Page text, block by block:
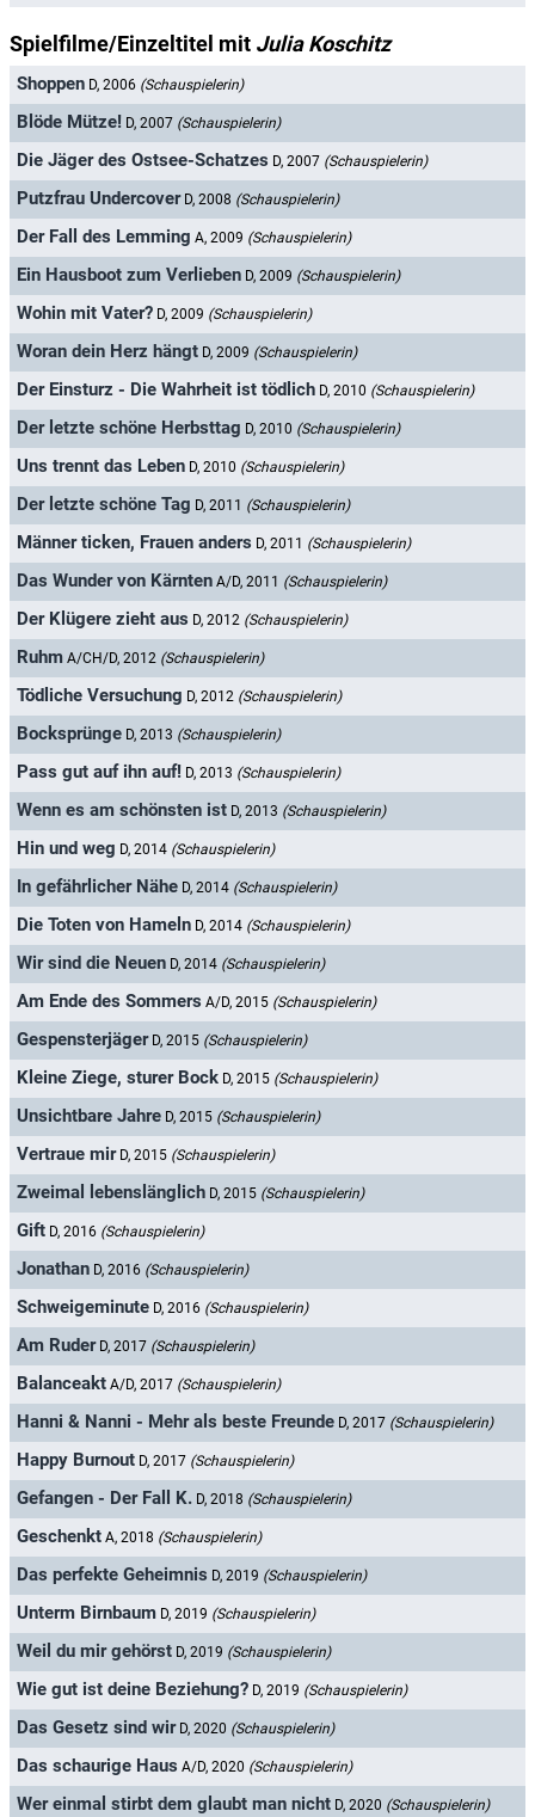
Spielfilme/Einzeltitel mit Julia Koschitz
Shoppen D, 2006 (Schauspielerin)
Blöde Mütze! D, 2007 (Schauspielerin)
Die Jäger des Ostsee-Schatzes D, 2007 (Schauspielerin)
Putzfrau Undercover D, 2008 (Schauspielerin)
Der Fall des Lemming A, 2009 (Schauspielerin)
Ein Hausboot zum Verlieben D, 2009 (Schauspielerin)
Wohin mit Vater? D, 2009 (Schauspielerin)
Woran dein Herz hängt D, 2009 (Schauspielerin)
Der Einsturz - Die Wahrheit ist tödlich D, 2010 (Schauspielerin)
Der letzte schöne Herbsttag D, 2010 (Schauspielerin)
Uns trennt das Leben D, 2010 (Schauspielerin)
Der letzte schöne Tag D, 2011 (Schauspielerin)
Männer ticken, Frauen anders D, 2011 (Schauspielerin)
Das Wunder von Kärnten A/D, 2011 (Schauspielerin)
Der Klügere zieht aus D, 2012 (Schauspielerin)
Ruhm A/CH/D, 2012 (Schauspielerin)
Tödliche Versuchung D, 2012 (Schauspielerin)
Bocksprünge D, 2013 (Schauspielerin)
Pass gut auf ihn auf! D, 2013 (Schauspielerin)
Wenn es am schönsten ist D, 2013 (Schauspielerin)
Hin und weg D, 2014 (Schauspielerin)
In gefährlicher Nähe D, 2014 (Schauspielerin)
Die Toten von Hameln D, 2014 (Schauspielerin)
Wir sind die Neuen D, 2014 (Schauspielerin)
Am Ende des Sommers A/D, 2015 (Schauspielerin)
Gespensterjäger D, 2015 (Schauspielerin)
Kleine Ziege, sturer Bock D, 2015 (Schauspielerin)
Unsichtbare Jahre D, 2015 (Schauspielerin)
Vertraue mir D, 2015 (Schauspielerin)
Zweimal lebenslänglich D, 2015 (Schauspielerin)
Gift D, 2016 (Schauspielerin)
Jonathan D, 2016 (Schauspielerin)
Schweigeminute D, 2016 (Schauspielerin)
Am Ruder D, 2017 (Schauspielerin)
Balanceakt A/D, 2017 (Schauspielerin)
Hanni & Nanni - Mehr als beste Freunde D, 2017 (Schauspielerin)
Happy Burnout D, 2017 (Schauspielerin)
Gefangen - Der Fall K. D, 2018 (Schauspielerin)
Geschenkt A, 2018 (Schauspielerin)
Das perfekte Geheimnis D, 2019 (Schauspielerin)
Unterm Birnbaum D, 2019 (Schauspielerin)
Weil du mir gehörst D, 2019 (Schauspielerin)
Wie gut ist deine Beziehung? D, 2019 (Schauspielerin)
Das Gesetz sind wir D, 2020 (Schauspielerin)
Das schaurige Haus A/D, 2020 (Schauspielerin)
Wer einmal stirbt dem glaubt man nicht D, 2020 (Schauspielerin)